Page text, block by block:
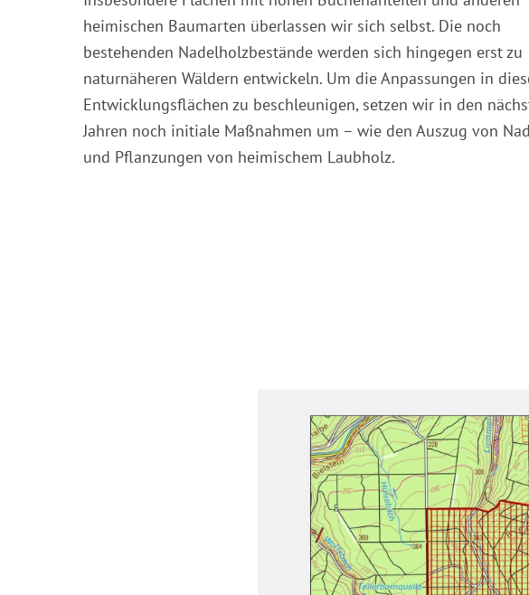
heimischen Baumarten überlassen wir sich selbst. Die noch
bestehenden Nadelholzbestände werden sich hingegen erst zu
naturnäheren Wäldern entwickeln. Um die Anpassungen in
Entwicklungsflächen zu beschleunigen, setzen wir in den
Jahren noch initiale Maßnahmen um – wie den Auszug von
und Pflanzungen von heimischem Laubholz.